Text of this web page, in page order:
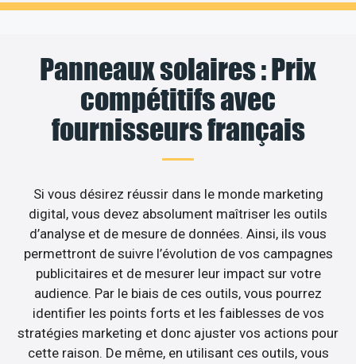
Panneaux solaires : Prix
compétitifs avec
fournisseurs français
Si vous désirez réussir dans le monde marketing
digital, vous devez absolument maîtriser les outils
d’analyse et de mesure de données. Ainsi, ils vous
permettront de suivre l’évolution de vos campagnes
publicitaires et de mesurer leur impact sur votre
audience. Par le biais de ces outils, vous pourrez
identifier les points forts et les faiblesses de vos
stratégies marketing et donc ajuster vos actions pour
cette raison. De même, en utilisant ces outils, vous